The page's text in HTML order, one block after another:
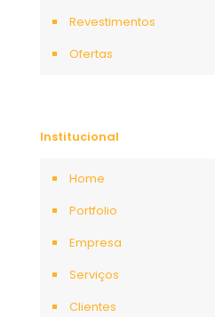
Revestimentos
Ofertas
Institucional
Home
Portfolio
Empresa
Serviços
Clientes